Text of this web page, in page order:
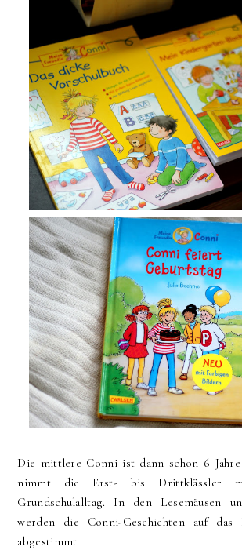
Die mittlere Conni ist dann schon 6
nimmt die Erst- bis Drittklässler
Grundschulalltag. In den Lesemäusen
werden die Conni-Geschichten auf das
abgestimmt.